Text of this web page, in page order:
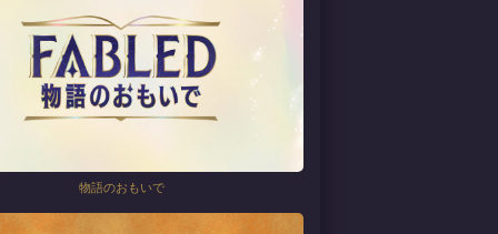
物語のおもいで